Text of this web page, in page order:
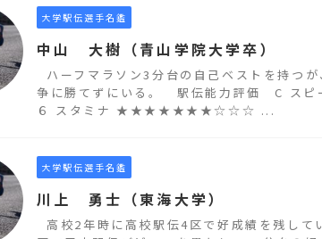
大学駅伝選手名鑑
中山 大樹（青山学院大学卒）
ハーフマラソン3分台の自己ベストを持つ
争に勝てずにいる。 駅伝能力評価 C
６ スタミナ ★★★★★★★☆☆☆ ...
大学駅伝選手名鑑
川上 勇士（東海大学）
高校2年時に高校駅伝4区で好成績を残して